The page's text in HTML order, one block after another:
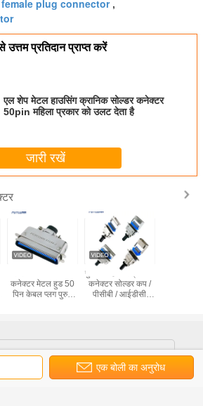
female plug connector,
उत्तम प्रतिदान प्राप्त करें
एल शेप मेटल हाउसिंग क्रानिक सोल्डर कनेक्टर
50pin महिला प्रकार को उलट देता है
जारी रखें
कनेक्टर मेटल हुड 50
पिन केबल प्लग पुरुष
पुरुष / महिला सेंट्रोनिक
कनेक्टर सोल्डर कप /
पीसीबी / आईडीसी
एक बोली का अनुरोध